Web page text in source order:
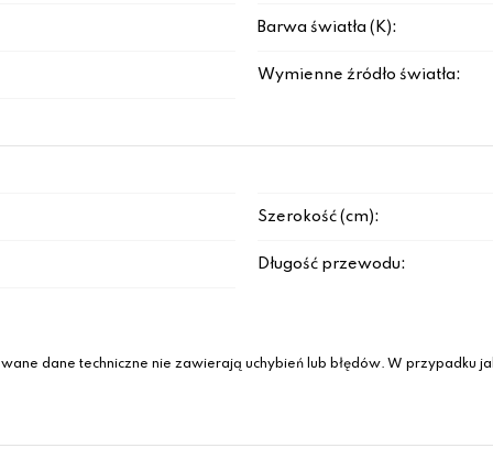
Barwa światła (K):
Wymienne źródło światła:
Szerokość (cm):
Długość przewodu:
dane techniczne nie zawierają uchybień lub błędów. W przypadku